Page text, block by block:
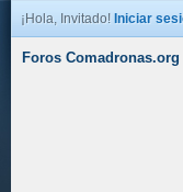
¡Hola, Invitado! Iniciar
Foros Comadronas.org